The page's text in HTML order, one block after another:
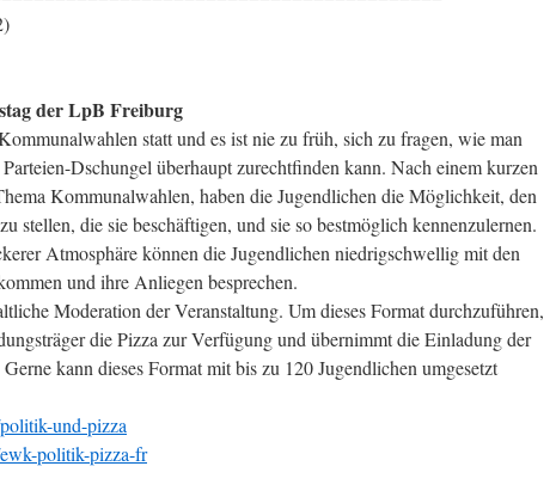
der LpB Freiburg
statt und es ist nie zu früh, sich zu fragen, wie man
Dschungel überhaupt zurechtfinden kann. Nach einem kurzen
Kommunalwahlen, haben die Jugendlichen die Möglichkeit, den
stellen, die sie beschäftigen, und sie so bestmöglich kennenzulernen.
Atmosphäre können die Jugendlichen niedrigschwellig mit den
und ihre Anliegen besprechen.
Moderation der Veranstaltung. Um dieses Format durchzuführen,
die Pizza zur Verfügung und übernimmt die Einladung der
kann dieses Format mit bis zu 120 Jugendlichen umgesetzt
und-pizza
politik-pizza-fr